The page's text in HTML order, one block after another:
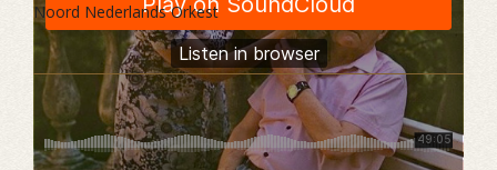
Noord Nederlands Orkest